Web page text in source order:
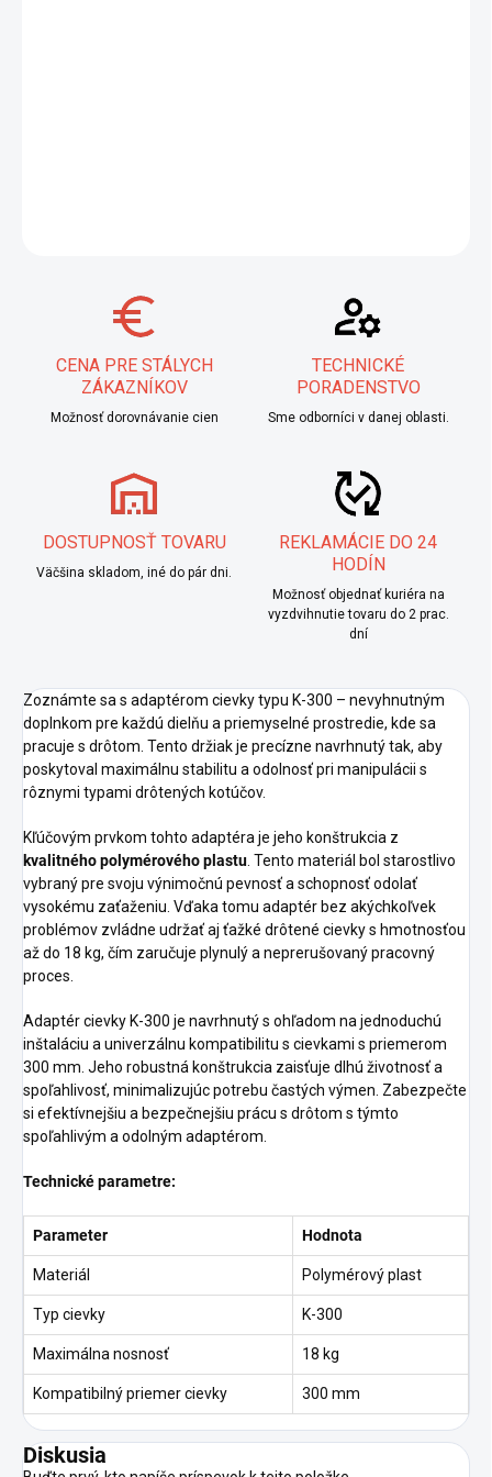
CENA PRE STÁLYCH
ZÁKAZNÍKOV
Možnosť dorovnávanie cien
TECHNICKÉ
PORADENSTVO
Sme odborníci v danej oblasti.
DOSTUPNOSŤ TOVARU
Väčšina skladom, iné do pár dni.
REKLAMÁCIE DO 24
HODÍN
Možnosť objednať kuriéra na
vyzdvihnutie tovaru do 2 prac.
dní
Zoznámte sa s adaptérom cievky typu K-300 – nevyhnutným
doplnkom pre každú dielňu a priemyselné prostredie, kde sa
pracuje s drôtom. Tento držiak je precízne navrhnutý tak, aby
poskytoval maximálnu stabilitu a odolnosť pri manipulácii s
rôznymi typami drôtených kotúčov.
Kľúčovým prvkom tohto adaptéra je jeho konštrukcia z
kvalitného polymérového plastu. Tento materiál bol starostlivo
vybraný pre svoju výnimočnú pevnosť a schopnosť odolať
vysokému zaťaženiu. Vďaka tomu adaptér bez akýchkoľvek
problémov zvládne udržať aj ťažké drôtené cievky s hmotnosťou
až do 18 kg, čím zaručuje plynulý a neprerušovaný pracovný
proces.
Adaptér cievky K-300 je navrhnutý s ohľadom na jednoduchú
inštaláciu a univerzálnu kompatibilitu s cievkami s priemerom
300 mm. Jeho robustná konštrukcia zaisťuje dlhú životnosť a
spoľahlivosť, minimalizujúc potrebu častých výmen. Zabezpečte
si efektívnejšiu a bezpečnejšiu prácu s drôtom s týmto
spoľahlivým a odolným adaptérom.
Technické parametre:
Parameter Hodnota
Materiál Polymérový plast
Typ cievky K-300
Maximálna nosnosť 18 kg
Kompatibilný priemer cievky 300 mm
Diskusia